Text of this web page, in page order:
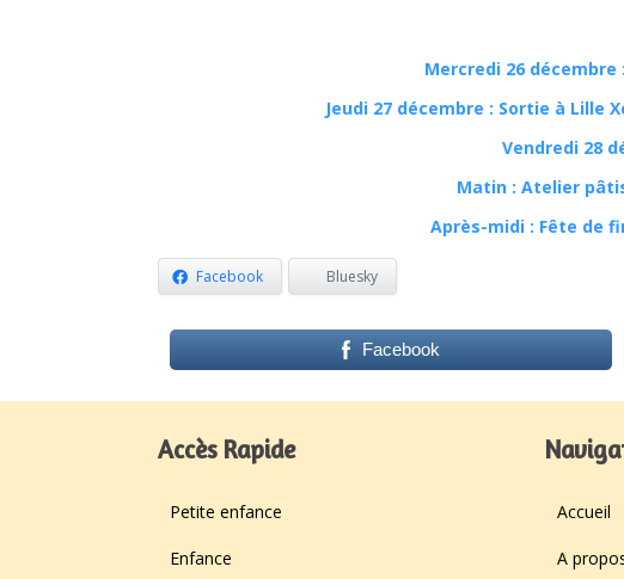
Mercredi 26 décembre
Jeudi 27 décembre : Sortie à Lille
Vendredi 28
Matin : Atelier
Après-midi : Fête de
Facebook Bluesky
Facebook
Accès Rapide
Petite enfance
Enfance
Accueil
A